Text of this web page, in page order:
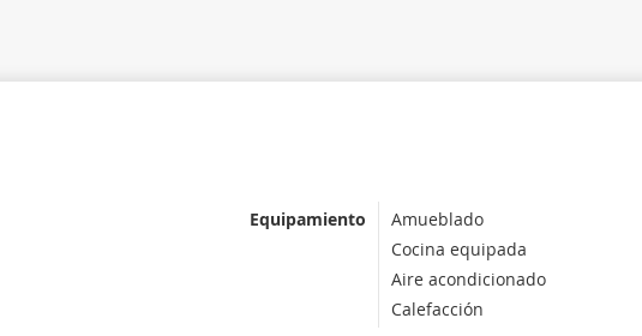
Equipamiento
Amueblado
Cocina equipada
Aire acondicionado
Calefacción